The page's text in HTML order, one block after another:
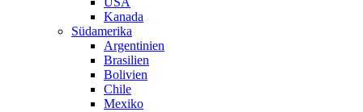
Kanada
Südamerika
Argentinien
Brasilien
Bolivien
Chile
Mexiko